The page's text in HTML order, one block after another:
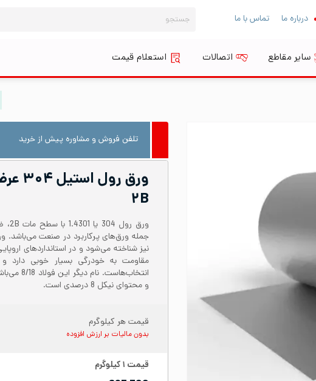
درباره ما تماس با ما
برای:
سایر مقاطع اتصالات استعلام قیمت
تلفن فروش و مشاوره پیش از خرید
۲B
مقاومت به خودرگی بسیار خوبی دارد
و محتوای نیکل 8 درصدی است.
قیمت هر کیلوگرم
بدون مالیات بر ارزش افزوده
قیمت ۱کیلوگرم